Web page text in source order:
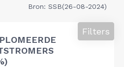
Bron: SSB(26-08-2024)
Filters